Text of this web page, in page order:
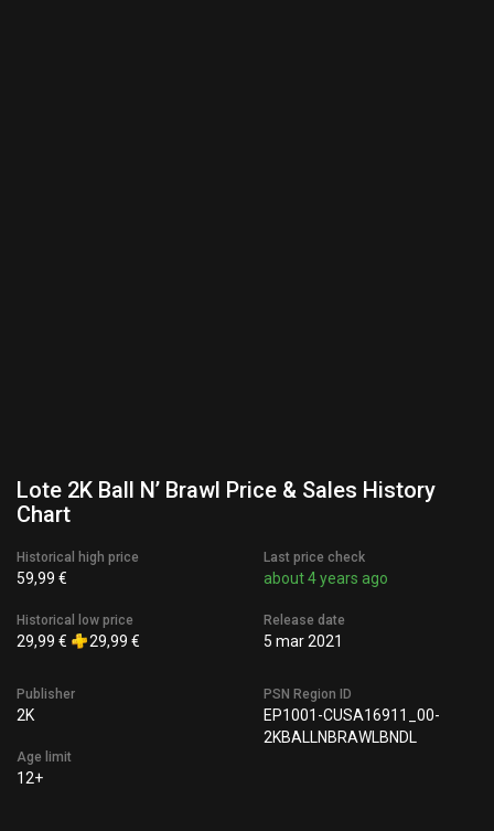
Lote 2K Ball N’ Brawl Price & Sales History
Chart
Historical high price
59,99 €
Historical low price
29,99 € 29,99 €
Last price check
about 4 years ago
Release date
5 mar 2021
Publisher
2K
Age limit
12+
PSN Region ID
EP1001-CUSA16911_00-
2KBALLNBRAWLBNDL